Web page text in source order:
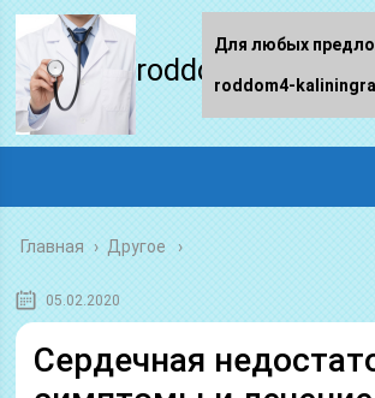
roddom4-
Главная › Другое
05.02.2020
Сердечная
Для любых
roddom4-